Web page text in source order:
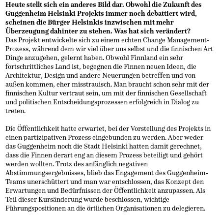
Heute stellt sich ein anderes Bild dar. Obwohl die Zukunft des
Guggenheim Helsinki Projekts immer noch debattiert wird,
scheinen die Bürger Helsinkis inzwischen mit mehr
Überzeugung dahinter zu stehen. Was hat sich verändert?
Das Projekt entwickelte sich zu einem echten Change Management-
Prozess, während dem wir viel über uns selbst und die finnischen Art
Dinge anzugehen, gelernt haben. Obwohl Finnland ein sehr
fortschrittliches Land ist, begegnen die Finnen neuen Ideen, die
Architektur, Design und andere Neuerungen betreffen und von
außen kommen, eher misstrauisch. Man braucht schon sehr mit der
finnischen Kultur vertraut sein, um mit der finnischen Gesellschaft
und politischen Entscheidungsprozessen erfolgreich in Dialog zu
treten.
Die Öffentlichkeit hatte erwartet, bei der Vorstellung des Projekts in
einen partizipativen Prozess eingebunden zu werden. Aber weder
das Guggenheim noch die Stadt Helsinki hatten damit gerechnet,
dass die Finnen derart eng an diesem Prozess beteiligt und gehört
werden wollten. Trotz des anfänglich negativen
Abstimmungsergebnisses, blieb das Engagement des Guggenheim-
Teams unerschüttert und man war entschlossen, das Konzept den
Erwartungen und Bedürfnissen der Öffentlichkeit anzupassen. Als
Teil dieser Kursänderung wurde beschlossen, wichtige
Führungspositionen an die örtlichen Organisationen zu delegieren.